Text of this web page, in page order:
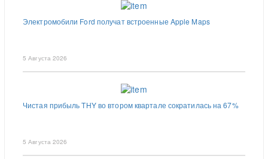
Электромобили Ford получат встроенные Apple Maps
5 Августа 2026
Чистая прибыль THY во втором квартале сократилась на 67%
5 Августа 2026